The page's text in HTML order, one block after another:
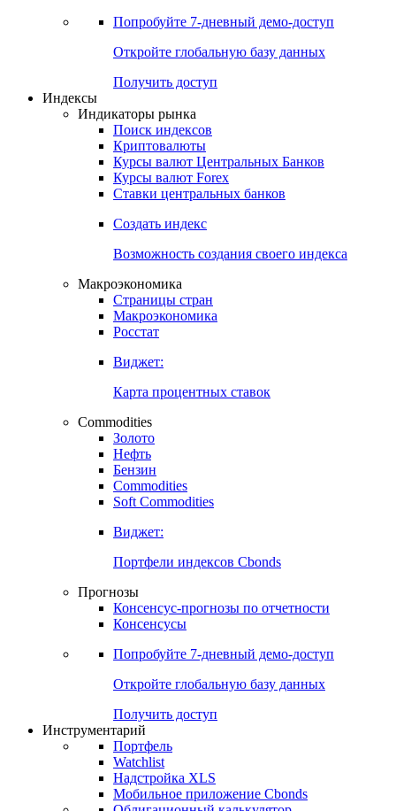
Попробуйте 7-дневный демо-доступ
Откройте глобальную базу данных
Получить доступ
Индексы
Индикаторы рынка
Поиск индексов
Криптовалюты
Курсы валют Центральных Банков
Курсы валют Forex
Ставки центральных банков
Создать индекс
Возможность создания своего индекса
Макроэкономика
Страницы стран
Макроэкономика
Росстат
Виджет:
Карта процентных ставок
Commodities
Золото
Нефть
Бензин
Commodities
Soft Commodities
Виджет:
Портфели индексов Cbonds
Прогнозы
Консенсус-прогнозы по отчетности
Консенсусы
Попробуйте 7-дневный демо-доступ
Откройте глобальную базу данных
Получить доступ
Инструментарий
Портфель
Watchlist
Надстройка XLS
Мобильное приложение Cbonds